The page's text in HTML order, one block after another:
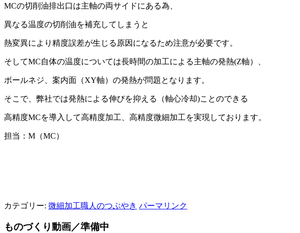
MCの切削油排出口は主軸の両サイドにある為、
異なる温度の切削油を補充してしまうと
熱変異により精度誤差が生じる原因になるため注意が必要です。
そしてMC自体の温度については長時間の加工による主軸の発熱(Z軸）、
ボールネジ、案内面（XY軸）の発熱が問題となります。
そこで、弊社では発熱による伸びを抑える（軸心冷却)ことのできる
高精度MCを導入して高精度加工、高精度微細加工を実現しております。
担当：M（MC）
カテゴリー: 微細加工職人のつぶやき パーマリンク
ものづくり動画／準備中